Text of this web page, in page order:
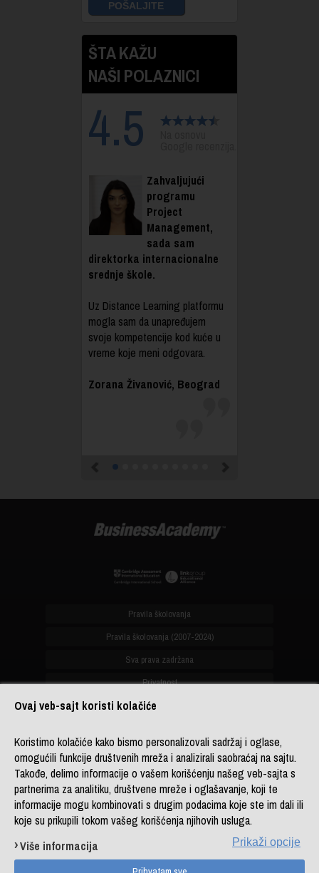
ŠTA KAŽU
NAŠI POLAZNICI
4.5
Zahvaljujući
programu
Project
Management,
sada sam
direktorka internacionalne
srednje škole.
Uz Distance Learning platformu
mogla sam da unapređujem
svoje kompetencije kod kuće u
vreme koje meni odgovara.
Zorana Živanović, Beograd
Pravila školovanja
Pravila školovanja (2007-2024)
Sva prava zadržana
Privatnost
+381 (0)11 4182 114
+381 (0)11 4182 176
+387 (0)33 902 961
DL platforma
Ovaj veb-sajt koristi kolačiće
Koristimo kolačiće kako bismo personalizovali sadržaj i oglase,
omogućili funkcije društvenih mreža i analizirali saobraćaj na sajtu.
Takođe, delimo informacije o vašem korišćenju našeg veb-sajta s
partnerima za analitiku, društvene mreže i oglašavanje, koji te
informacije mogu kombinovati s drugim podacima koje ste im dali ili
koje su prikupili tokom vašeg korišćenja njihovih usluga.
Prikaži opcije
Više informacija